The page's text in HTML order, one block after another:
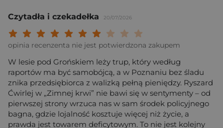
Czytadła i czekadełka 20/07/2026
Twoja ocena:
Twoja ocena: Wybitna 9/
Twoja ocena: Rewelacyjna 8/
Twoja ocena: Bardzo dobra 7/10"
Twoja ocena: Dobra 6/10"
Twoja ocena: Przeciętna 5/10"
Twoja ocena: Może być 4/10"
Twoja ocena: Słaba 3/10"
Twoja ocena: Bardzo słaba 2/10"
Twoja ocena: Beznadziejna 1/10"
opinia recenzenta nie jest potwierdzona zakupem
W lesie pod Grońskiem leży trup, który według
raportów ma być samobójcą, a w Poznaniu bez śladu
znika przedsiębiorca z walizką pełną pieniędzy. Ryszard
Ćwirlej w „Zimnej krwi” nie bawi się w sentymenty – od
pierwszej strony wrzuca nas w sam środek policyjnego
bagna, gdzie lojalność kosztuje więcej niż życie, a
prawda jest towarem deficytowym. To nie jest kolejny